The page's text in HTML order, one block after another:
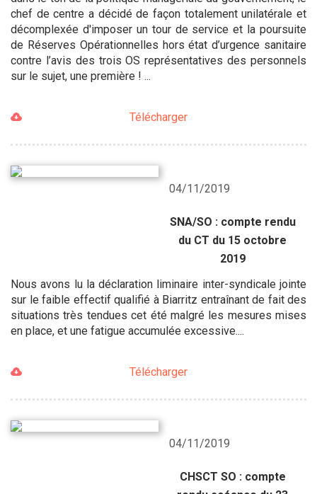
chef de centre a décidé de façon totalement unilatérale et
décomplexée d'imposer un tour de service et la poursuite
de Réserves Opérationnelles hors état d’urgence sanitaire
contre l’avis des trois OS représentatives des personnels
sur le sujet, une première ! ...
Télécharger
04/11/2019
SNA/SO : compte rendu
du CT du 15 octobre
2019
Nous avons lu la déclaration liminaire inter-syndicale jointe
sur le faible effectif qualifié à Biarritz entraînant de fait des
situations très tendues cet été malgré les mesures mises
en place, et une fatigue accumulée excessive....
Télécharger
04/11/2019
CHSCT SO : compte